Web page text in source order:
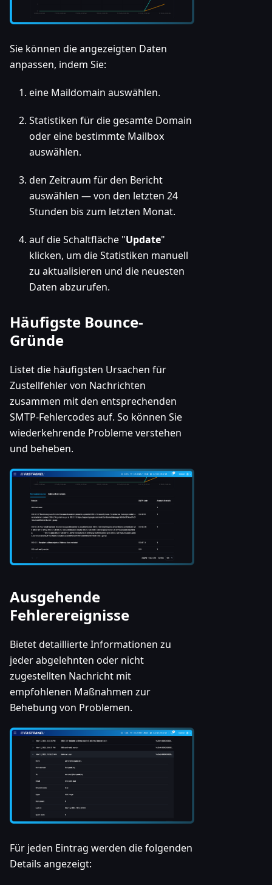
Sie können die angezeigten Daten
anpassen, indem Sie:
eine Maildomain auswählen.
Statistiken für die gesamte Domain
oder eine bestimmte Mailbox
auswählen.
den Zeitraum für den Bericht
auswählen — von den letzten 24
Stunden bis zum letzten Monat.
auf die Schaltfläche "Update"
klicken, um die Statistiken manuell
zu aktualisieren und die neuesten
Daten abzurufen.
Häufigste Bounce-
Gründe
Listet die häufigsten Ursachen für
Zustellfehler von Nachrichten
zusammen mit den entsprechenden
SMTP-Fehlercodes auf. So können Sie
wiederkehrende Probleme verstehen
und beheben.
Ausgehende
Fehlerereignisse
Bietet detaillierte Informationen zu
jeder abgelehnten oder nicht
zugestellten Nachricht mit
empfohlenen Maßnahmen zur
Behebung von Problemen.
Für jeden Eintrag werden die folgenden
Details angezeigt: